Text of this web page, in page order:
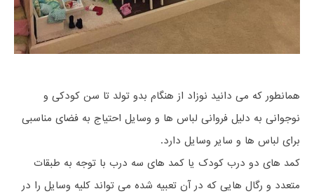
همانطور که می دانید نوزاد از هنگام بدو تولد تا سن کودکی و
نوجوانی به دلیل فروانی لباس ها و وسایل احتیاج به فضای مناسبی
برای لباس ها و سایر وسایل دارد.
کمد های دو درب کودک یا کمد های سه درب با توجه به طبقات
متعدد و رگال هایی که در آن تعبیه شده می تواند کلیه وسایل را در